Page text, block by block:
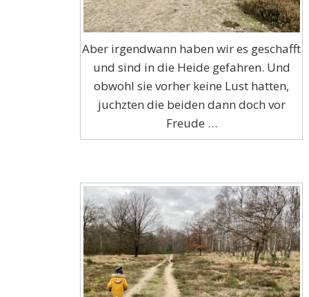
Aber irgendwann haben wir es geschafft
und sind in die Heide gefahren. Und
obwohl sie vorher keine Lust hatten,
juchzten die beiden dann doch vor
Freude …